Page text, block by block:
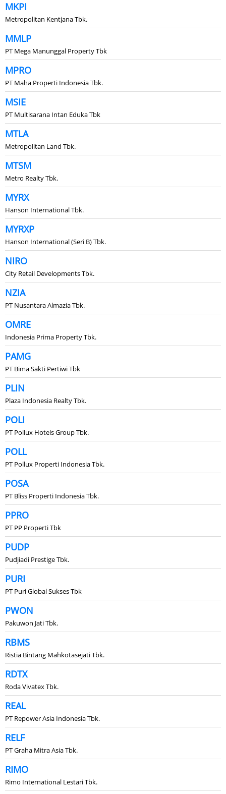
MKPI
Metropolitan Kentjana Tbk.
MMLP
PT Mega Manunggal Property Tbk
MPRO
PT Maha Properti Indonesia Tbk.
MSIE
PT Multisarana Intan Eduka Tbk
MTLA
Metropolitan Land Tbk.
MTSM
Metro Realty Tbk.
MYRX
Hanson International Tbk.
MYRXP
Hanson International (Seri B) Tbk.
NIRO
City Retail Developments Tbk.
NZIA
PT Nusantara Almazia Tbk.
OMRE
Indonesia Prima Property Tbk.
PAMG
PT Bima Sakti Pertiwi Tbk
PLIN
Plaza Indonesia Realty Tbk.
POLI
PT Pollux Hotels Group Tbk.
POLL
PT Pollux Properti Indonesia Tbk.
POSA
PT Bliss Properti Indonesia Tbk.
PPRO
PT PP Properti Tbk
PUDP
Pudjiadi Prestige Tbk.
PURI
PT Puri Global Sukses Tbk
PWON
Pakuwon Jati Tbk.
RBMS
Ristia Bintang Mahkotasejati Tbk.
RDTX
Roda Vivatex Tbk.
REAL
PT Repower Asia Indonesia Tbk.
RELF
PT Graha Mitra Asia Tbk.
RIMO
Rimo International Lestari Tbk.